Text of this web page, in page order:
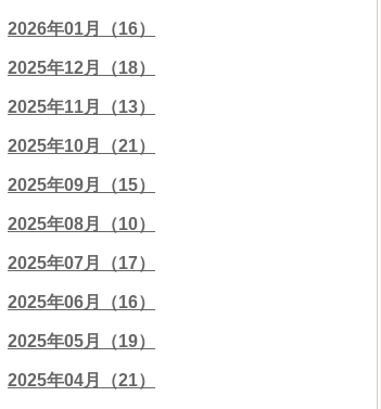
2026年01月（16）
2025年12月（18）
2025年11月（13）
2025年10月（21）
2025年09月（15）
2025年08月（10）
2025年07月（17）
2025年06月（16）
2025年05月（19）
2025年04月（21）